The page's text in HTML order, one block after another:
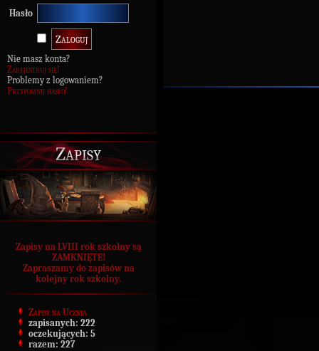
Hasło
Nie masz konta?
Zarejestruj się!
Problemy z logowaniem?
Przypomnij hasło!
Zapisy
Zapisy na LVIII rok szkolny są
ZAMKNIĘTE!
Zapraszamy do zapisów na
kolejny rok szkolny.
Zapisy na Ucznia
zapisanych: 222
oczekujących: 5
razem: 227